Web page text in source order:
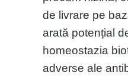
de livrare pe
arată potențial
homeostazia
adverse ale